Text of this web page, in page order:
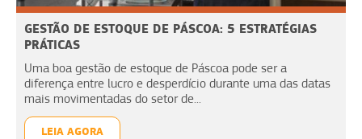
GESTÃO DE ESTOQUE DE PÁSCOA: 5 ESTRATÉGIAS
PRÁTICAS
Uma boa gestão de estoque de Páscoa pode ser a
diferença entre lucro e desperdício durante uma das datas
mais movimentadas do setor de...
LEIA AGORA